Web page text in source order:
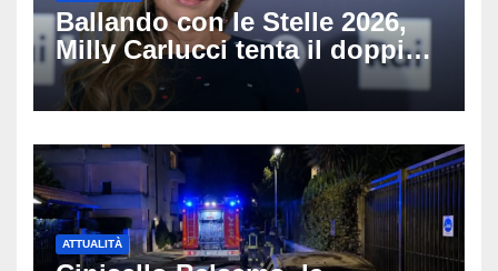
Ballando con le Stelle 2026,
Milly Carlucci tenta il doppio
colpo: tra i papabili Ornella
Muti e Monica Guerritore
ATTUALITÀ